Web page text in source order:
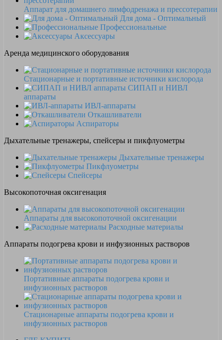
Аппарат для домашнего лимфодренажа и прессотерапии
Для дома - Оптимальный
Профессиональные
Аксессуары
Аренда медицинского оборудования
Стационарные и портативные источники кислорода
СИПАП и НИВЛ
аппараты
ИВЛ-аппараты
Откашливатели
Аспираторы
Дыхательные тренажеры, спейсеры и пикфлуометры
Дыхательные тренажеры
Пикфлуометры
Спейсеры
Высокопоточная оксигенация
Аппараты для высокопоточной оксигенации
Расходные материалы
Аппараты подогрева крови и инфузионных растворов
Портативные аппараты подогрева крови и
инфузионных растворов
Стационарные аппараты подогрева крови и
инфузионных растворов